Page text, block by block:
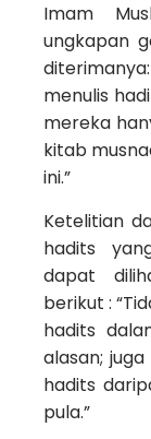
Imam
ungkapan
menulis
mereka
kitab
ini.”
Ketelitian
hadits
dapat
berikut :
hadits
alasan;
hadits
pula.”